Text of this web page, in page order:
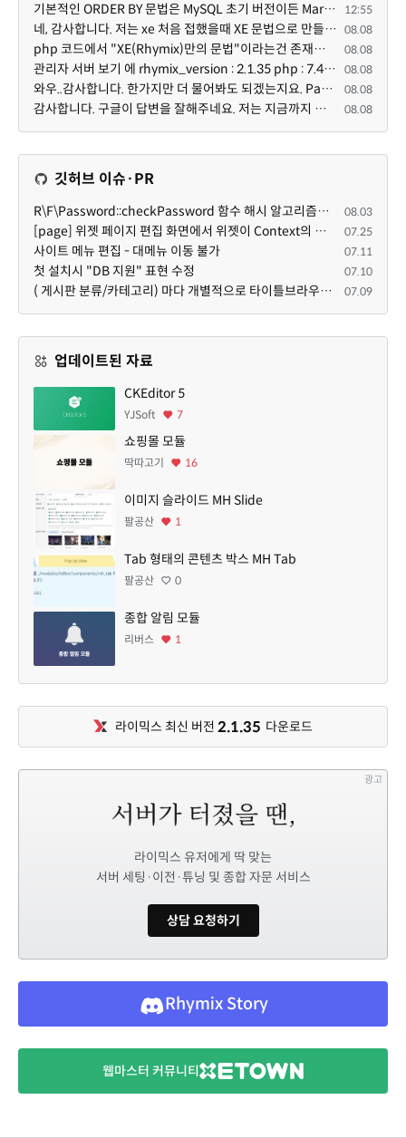
기본적인 ORDER BY 문법은 MySQL 초기 버전이든 MariaDB 최신 버전이든 차이가 없습니다. 라이믹스 게시판에... 12:55
네, 감사합니다. 저는 xe 처음 접했을때 XE 문법으로 만들었다고 해서 xe코드들이 php와 전혀 다른것 같이 ... 08.08
php 코드에서 "XE(Rhymix)만의 문법"이라는건 존재하지도 않고 별도의 인터프리터를 만들지 않는한 쓸 수도 ... 08.08
관리자 서버 보기 에 rhymix_version : 2.1.35 php : 7.4.3 (64-bit) db.type : mysql (innodb, utf8mb4) db... 08.08
와우..감사합니다. 한가지만 더 물어봐도 되겠는지요. Password.php 파일안에 클래스와 함수들은 순수 php ... 08.08
감사합니다. 구글이 답변을 잘해주네요. 저는 지금까지 md5 에 머물러 있었네요. md5는 구석기 알고리즘이 ... 08.08
깃허브 이슈·PR
R\F\Password::checkPassword 함수 해시 알고리즘을 암시적으로 호출하는 경우 Argon2id 해시 비교 실패 08.03
[page] 위젯 페이지 편집 화면에서 위젯이 Context의 module_info를 덮어쓰면 저장이 ERR_ACT_IS_NOT_STANDALONE으로 실패 07.25
사이트 메뉴 편집 - 대메뉴 이동 불가 07.11
첫 설치시 "DB 지원" 표현 수정 07.10
( 게시판 분류/카테고리) 마다 개별적으로 타이틀브라우저 제목 및 seo설명 넣을 수 있으면 어떨지 해서 글 등록해봅니다. 07.09
업데이트된 자료
CKEditor 5
YJSoft 7
쇼핑몰 모듈
딱따고기 16
이미지 슬라이드 MH Slide
팔공산 1
Tab 형태의 콘텐츠 박스 MH Tab
팔공산 0
종합 알림 모듈
리버스 1
라이믹스 최신 버전 2.1.35 다운로드
광고
라이믹스 유저에게 딱 맞는
서버 세팅·이전·튜닝 및 종합 자문 서비스
상담 요청하기
Rhymix Story
웹마스터 커뮤니티